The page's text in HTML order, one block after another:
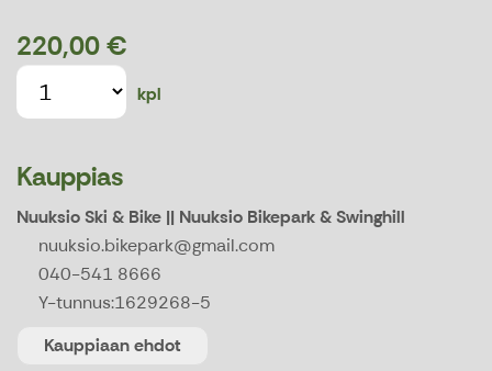
220,00 €
kpl
Kauppias
Nuuksio Ski & Bike || Nuuksio Bikepark & Swinghill
nuuksio.bikepark@gmail.com
040-541 8666
Y-tunnus:1629268-5
Kauppiaan ehdot